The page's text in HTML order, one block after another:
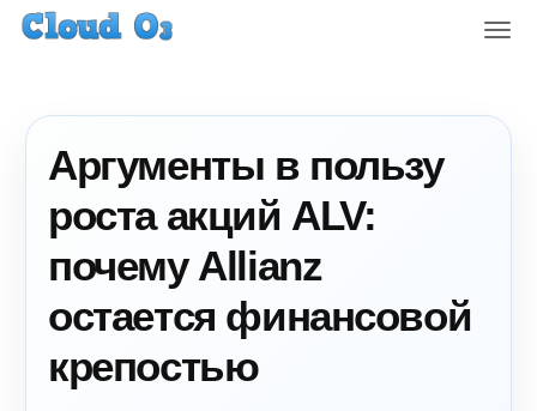
T
Аргументы в пользу
роста акций ALV:
почему Allianz
остается финансовой
крепостью